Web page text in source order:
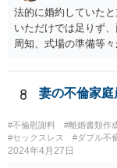
話を聞いたうえで進
いです。
法的に婚約していた
いただけでは足りず
周知、式場の準備等
士に依頼して、相手
います。
8 妻の不倫家
#不倫慰謝料 #離婚書類作
#セックスレス
#ダブル不
2024年4月27日